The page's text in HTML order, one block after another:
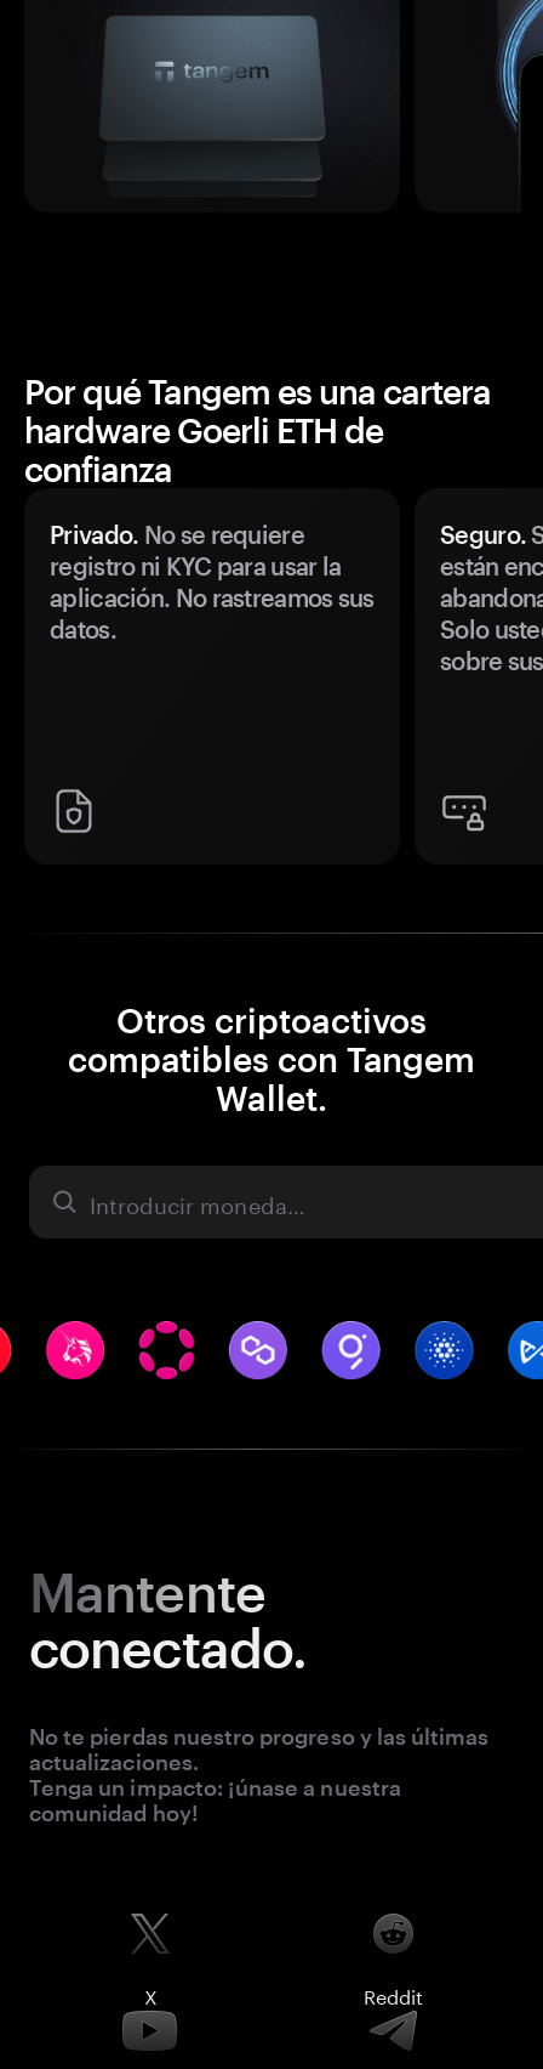
Por qué Tangem es una cartera
hardware Goerli ETH de
confianza
Privado. No se requiere
registro ni KYC para usar la
aplicación. No rastreamos sus
datos.
Seguro.
están
Solo
sobre
Otros criptoactivos
compatibles con Tangem
Wallet.
Activo
Mantente
conectado.
No te pierdas nuestro progreso y las últimas
actualizaciones.
Tenga un impacto: ¡únase a nuestra
comunidad hoy!
X Reddit